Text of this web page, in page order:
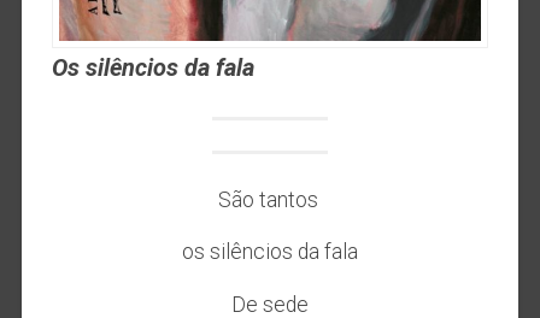
Os silêncios da fala
São tantos
os silêncios da fala
De sede